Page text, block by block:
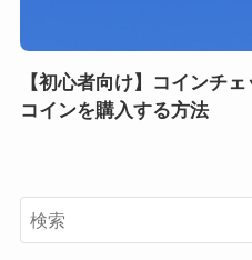
【初心者向け】コインチ
コインを購入する方法